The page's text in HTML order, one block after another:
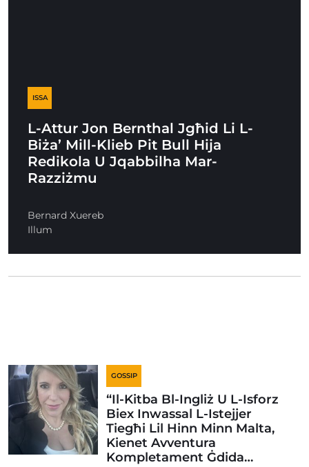
ISSA
L-Attur Jon Bernthal Jgħid Li L-
Biża’ Mill-Klieb Pit Bull Hija
Redikola U Jqabbilha Mar-
Razziżmu
Bernard Xuereb
Illum
GOSSIP
“Il-Kitba Bl-Ingliż U L-Isforz
Biex Inwassal L-Istejjer
Tiegħi Lil Hinn Minn Malta,
Kienet Avventura
Kompletament Ġdida…